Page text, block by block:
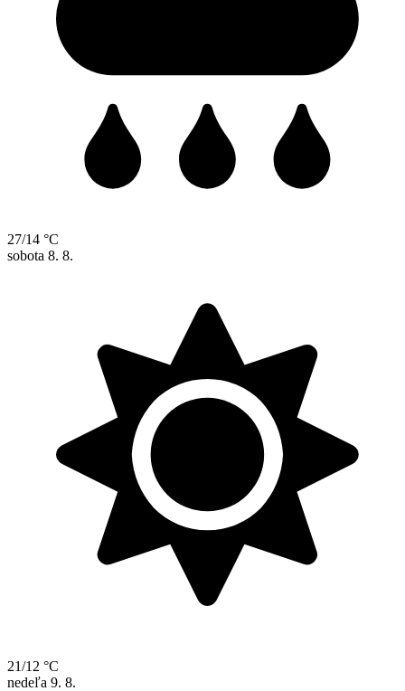
27/14 °C
sobota 8. 8.
21/12 °C
nedeľa 9. 8.